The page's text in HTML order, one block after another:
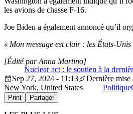
les avions de chasse F-16.
Joe Biden a également annoncé qu’il
« Mon message est clair : les États-
Nuclear act : le soutien à la
[Édité par Anna Martino]
Sep 27, 2024 - 11:13
Dernière
New York, United States
Politique
Print Partager